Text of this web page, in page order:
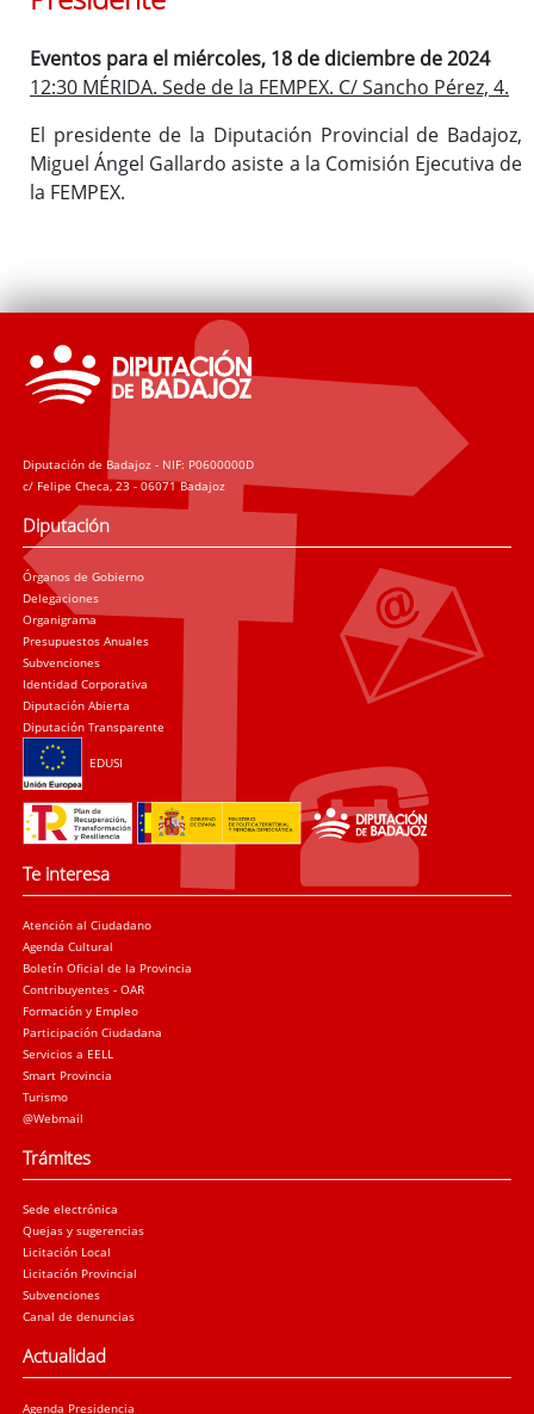
Eventos para el miércoles, 18 de diciembre de 2024
12:30 MÉRIDA. Sede de la FEMPEX. C/ Sancho Pérez, 4.
El presidente de la Diputación Provincial de Badajoz,
Miguel Ángel Gallardo asiste a la Comisión Ejecutiva de
la FEMPEX.
Diputación de Badajoz - NIF: P0600000D
c/ Felipe Checa, 23 - 06071 Badajoz
Diputación
Órganos de Gobierno
Delegaciones
Organigrama
Presupuestos Anuales
Subvenciones
Identidad Corporativa
Diputación Abierta
Diputación Transparente
EDUSI
Te interesa
Atención al Ciudadano
Agenda Cultural
Boletín Oficial de la Provincia
Contribuyentes - OAR
Formación y Empleo
Participación Ciudadana
Servicios a EELL
Smart Provincia
Turismo
@Webmail
Trámites
Sede electrónica
Quejas y sugerencias
Licitación Local
Licitación Provincial
Subvenciones
Canal de denuncias
Actualidad
Agenda Presidencia